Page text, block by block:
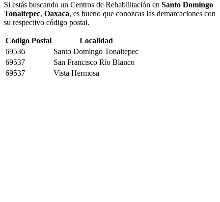
Si estás buscando un Centros de Rehabilitación en Santo Domingo
Tonaltepec, Oaxaca, es bueno que conozcas las demarcaciones con
su respectivo código postal.
Código Postal
Localidad
69536
Santo Domingo Tonaltepec
69537
San Francisco Río Blanco
69537
Vista Hermosa